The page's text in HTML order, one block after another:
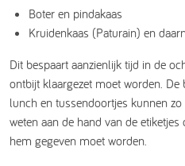
Boter en pindakaas
Kruidenkaas (Paturain) en
Dit bespaart aanzienlijk tijd in de
ontbijt klaargezet moet worden.
lunch en tussendoortjes kunnen
weten aan de hand van de
hem gegeven moet worden.